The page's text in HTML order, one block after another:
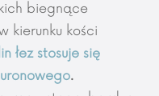
biegnące
kierunku kości
łez stosuje się
.